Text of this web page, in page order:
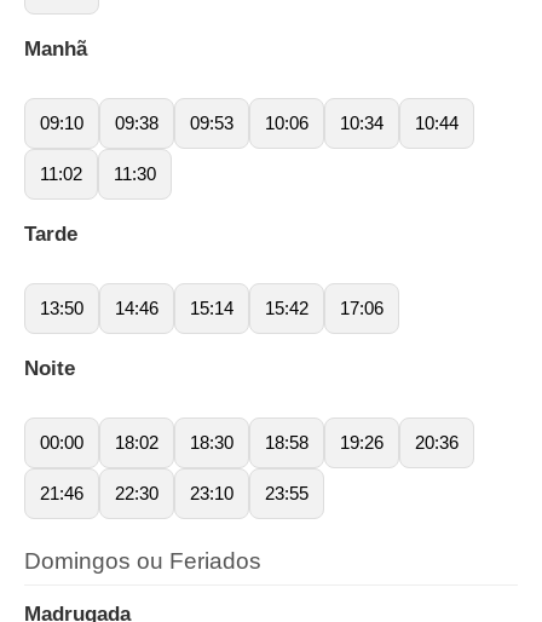
Manhã
09:10 09:38 09:53 10:06 10:34 10:44
11:02 11:30
Tarde
13:50 14:46 15:14 15:42 17:06
Noite
00:00 18:02 18:30 18:58 19:26 20:36
21:46 22:30 23:10 23:55
Domingos ou Feriados
Madrugada